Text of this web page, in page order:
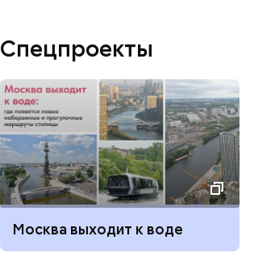
Спецпроекты
Москва выходит к воде